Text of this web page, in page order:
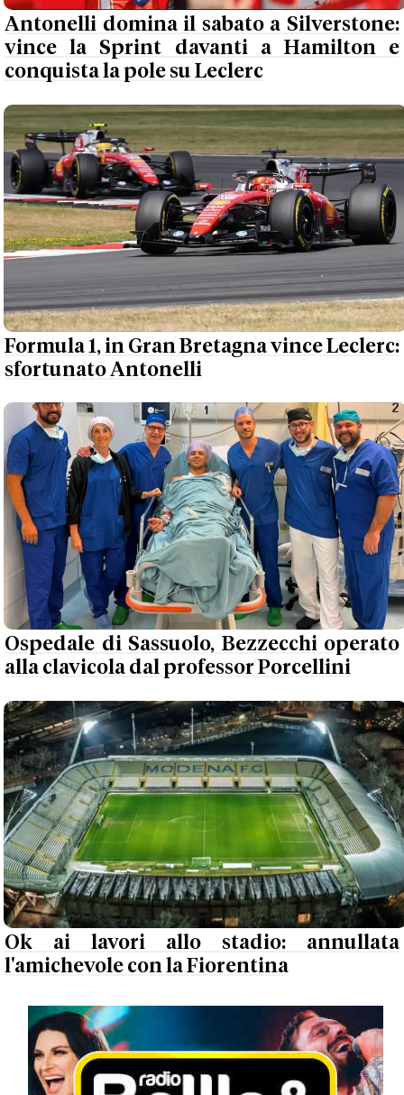
Antonelli domina il sabato a Silverstone:
vince la Sprint davanti a Hamilton e
conquista la pole su Leclerc
Formula 1, in Gran Bretagna vince Leclerc:
sfortunato Antonelli
Ospedale di Sassuolo, Bezzecchi operato
alla clavicola dal professor Porcellini
Ok ai lavori allo stadio: annullata
l'amichevole con la Fiorentina